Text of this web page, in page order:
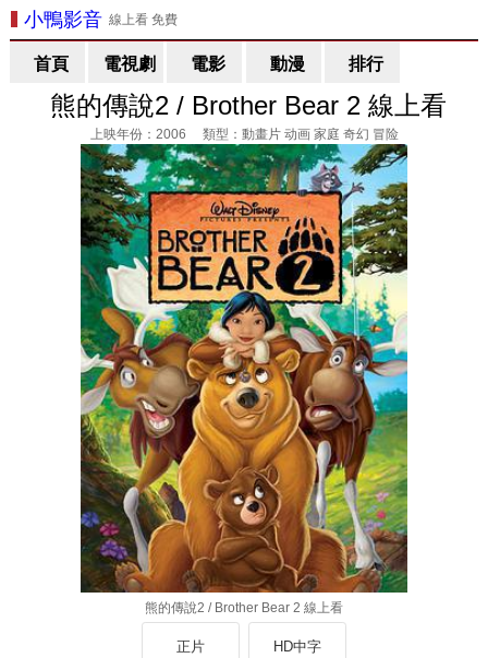
小鴨影音線上看 免費
首頁 電視劇 電影 動漫 排行
熊的傳說2 / Brother Bear 2 線上看
上映年份：2006 類型：動畫片 动画 家庭 奇幻 冒险
熊的傳說2 / Brother Bear 2 線上看
正片 HD中字